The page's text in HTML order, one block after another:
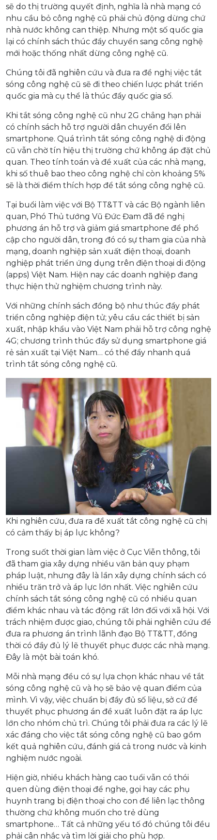
sẽ do thị trường quyết định, nghĩa là nhà mạng có
nhu cầu bỏ công nghệ cũ phải chủ động dừng chứ
nhà nước không can thiệp. Nhưng một số quốc gia
lại có chính sách thúc đẩy chuyển sang công nghệ
mới hoặc thống nhất dừng công nghệ cũ.
Chúng tôi đã nghiên cứu và đưa ra đề nghị việc tắt
sóng công nghệ cũ sẽ đi theo chiến lược phát triển
quốc gia mà cụ thể là thúc đẩy quốc gia số.
Khi tắt sóng công nghệ cũ như 2G chẳng hạn phải
có chính sách hỗ trợ người dân chuyển đổi lên
smartphone. Quá trình tắt sóng công nghệ di động
cũ vẫn chờ tín hiệu thị trường chứ không áp đặt chủ
quan. Theo tính toán và đề xuất của các nhà mạng,
khi số thuê bao theo công nghệ chỉ còn khoảng 5%
sẽ là thời điểm thích hợp để tắt sóng công nghệ cũ.
Tại buổi làm việc với Bộ TT&TT và các Bộ ngành liên
quan, Phó Thủ tướng Vũ Đức Đam đã đề nghị
phương án hỗ trợ và giảm giá smartphone để phổ
cập cho người dân, trong đó có sự tham gia của nhà
mạng, doanh nghiệp sản xuất điện thoại, doanh
nghiệp phát triển ứng dụng trên điện thoại di động
(apps) Việt Nam. Hiện nay các doanh nghiệp đang
thực hiện thử nghiệm chương trình này.
Với những chính sách đồng bộ như thúc đẩy phát
triển công nghiệp điện tử; yêu cầu các thiết bị sản
xuất, nhập khẩu vào Việt Nam phải hỗ trợ công nghệ
4G; chương trình thúc đẩy sử dụng smartphone giá
rẻ sản xuất tại Việt Nam… có thể đẩy nhanh quá
trình tắt sóng công nghệ cũ.
Khi nghiên cứu, đưa ra đề xuất tắt công nghệ cũ chị
có cảm thấy bị áp lực không?
Trong suốt thời gian làm việc ở Cục Viễn thông, tôi
đã tham gia xây dựng nhiều văn bản quy phạm
pháp luật, nhưng đây là lần xây dựng chính sách có
nhiều trăn trở và áp lực lớn nhất. Việc nghiên cứu
chính sách tắt sóng công nghệ cũ có nhiều quan
điểm khác nhau và tác động rất lớn đối với xã hội. Với
trách nhiệm được giao, chúng tôi phải nghiên cứu để
đưa ra phương án trình lãnh đạo Bộ TT&TT, đồng
thời có đầy đủ lý lẽ thuyết phục được các nhà mạng.
Đây là một bài toán khó.
Mỗi nhà mạng đều có sự lựa chọn khác nhau về tắt
sóng công nghệ cũ và họ sẽ bảo vệ quan điểm của
mình. Vì vậy, việc chuẩn bị đầy đủ số liệu, sở cứ để
thuyết phục phương án đề xuất luôn đặt ra áp lực
lớn cho nhóm chủ trì. Chúng tôi phải đưa ra các lý lẽ
xác đáng cho việc tắt sóng công nghệ cũ bao gồm
kết quả nghiên cứu, đánh giá cả trong nước và kinh
nghiệm nước ngoài.
Hiện giờ, nhiều khách hàng cao tuổi vẫn có thói
quen dùng điện thoại để nghe, gọi hay các phụ
huynh trang bị điện thoại cho con để liên lạc thông
thường chứ không muốn cho trẻ dùng
smartphone… Tất cả những yếu tố đó chúng tôi đều
phải cân nhắc và tìm lời giải cho phù hợp.